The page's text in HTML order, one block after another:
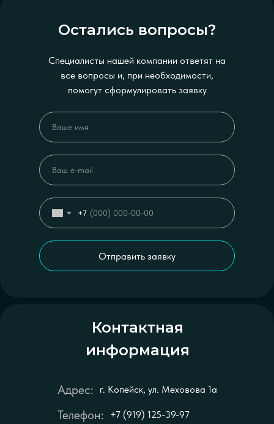
Адрес: г. Копейск, ул. Меховова 1а
Телефон: +7 (919) 125-39-97
Контактная
информация
Специалисты нашей компании ответят на
все вопросы и, при необходимости,
помогут сформулировать заявку
Остались вопросы?
+7
Отправить заявку